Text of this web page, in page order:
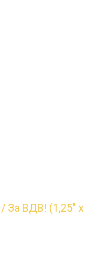
/ За ВДВ! (1,25″